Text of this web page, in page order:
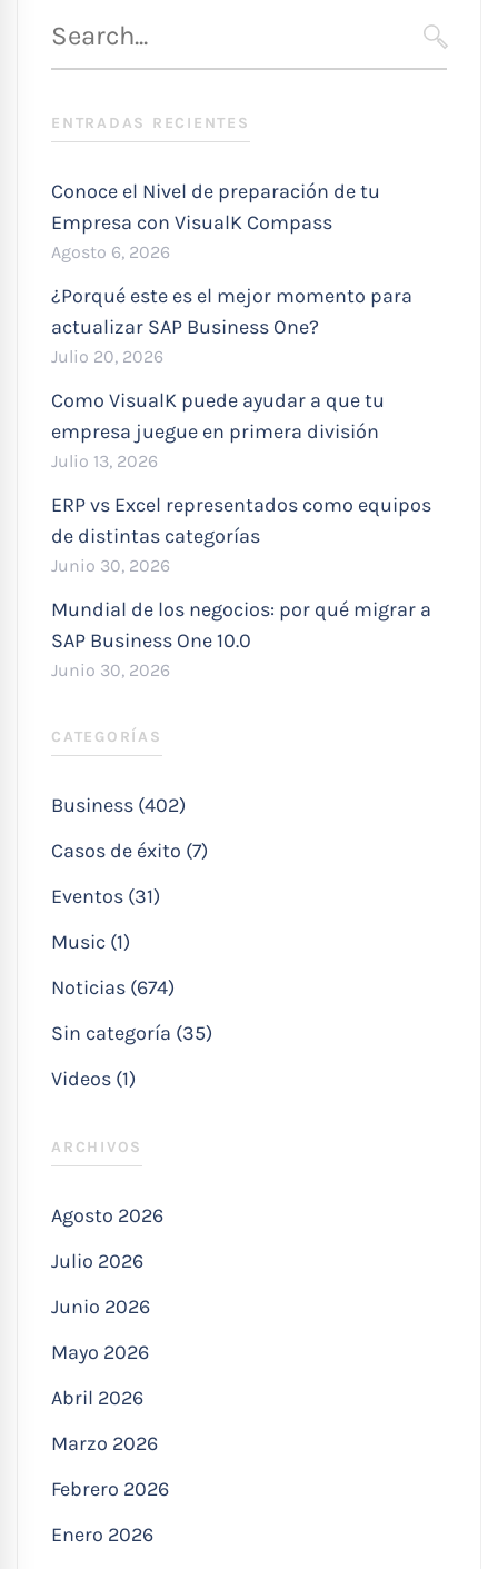
para
ENTRADAS RECIENTES
Conoce el Nivel de preparación de tu
Empresa con VisualK Compass
Agosto 6, 2026
¿Porqué este es el mejor momento para
actualizar SAP Business One?
Julio 20, 2026
Como VisualK puede ayudar a que tu
empresa juegue en primera división
Julio 13, 2026
ERP vs Excel representados como equipos
de distintas categorías
Junio 30, 2026
Mundial de los negocios: por qué migrar a
SAP Business One 10.0
Junio 30, 2026
CATEGORÍAS
Business (402)
Casos de éxito (7)
Eventos (31)
Music (1)
Noticias (674)
Sin categoría (35)
Videos (1)
ARCHIVOS
Agosto 2026
Julio 2026
Junio 2026
Mayo 2026
Abril 2026
Marzo 2026
Febrero 2026
Enero 2026